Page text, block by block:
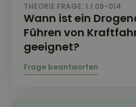
THEORIE FRAGE: 1.1.09-014
Wann ist ein
Führen von
geeignet?